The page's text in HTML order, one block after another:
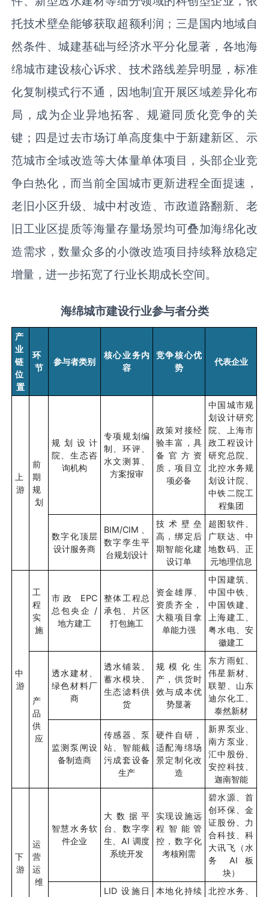
托技术壁垒能够获取超额利润；三是国内地域自
然条件、城建基础与经济水平分化显著，各地海
绵城市建设核心诉求、技术路线差异明显，标准
化复制模式行不通，因地制宜开展区域差异化布
局，成为企业异地拓客、规避同质化竞争的关
键；四是过去市场订单高度集中于新建新区、示
范城市全域改造等大体量单体项目，头部企业竞
争白热化，而当前全国城市更新进程全面提速，
老旧小区升级、城中村改造、市政道路翻新、老
旧工业区提质等海量存量场景均可叠加海绵化改
造需求，数量众多的小微改造项目持续释放稳定
增量，进一步拓宽了行业长期成长空间。
海绵城市建设行业参与者分类
产
业
链
位
置
环
节
参与者类别
核心业务内
容
竞争核心优
势
代表企业
上
游
前
期
规
划
规划设计
院、生态咨
询机构
专项规划编
制、环评、
水文测算、
方案报审
政策对接经
验丰富，具
备官方资
质，项目立
项必备
中国城市规
划设计研究
院、上海市
政工程设计
研究总院、
北控水务规
划设计院、
中铁二院工
程集团
数字化顶层
设计服务商
BIM/CIM 、
数字孪生平
台规划设计
技术壁垒
高，绑定后
期智能化建
设订单
超图软件、
广联达、中
地数码、正
元地理信息
中
游
工
程
实
施
市政
EPC
总包央企 /
地方建工
整体工程总
承包、片区
打包施工
资金雄厚、
资质齐全，
大额项目拿
单能力强
中国建筑、
中国中铁、
中国铁建、
上海建工、
粤水电、安
徽建工
产
品
供
应
透水建材、
绿色材料厂
商
透水铺装、
蓄水模块、
生态滤料供
货
规模化生
产，供货时
效与成本优
势显著
东方雨虹、
伟星新材、
联塑、山东
迪尔化工、
泰然新材
监测泵闸设
备制造商
传感器、泵
站、智能截
污成套设备
生产
硬件自研，
适配海绵场
景定制化改
造
新界泵业、
南方泵业、
汇中股份、
安控科技、
迦南智能
下
游
运
营
运
维
智慧水务软
件企业
大数据平
台、数字孪
生、AI 调度
系统开发
实现设施远
程智能管
控，数字化
考核刚需
碧水源、首
创环保、金
证股份、力
合科技、科
大讯飞（水
务
AI板
块）
LID 设施日 本地化持续 北控水务、